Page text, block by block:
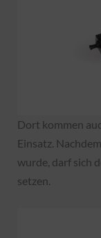
Dort kommen
Einsatz.
wurde, darf sich
setzen.